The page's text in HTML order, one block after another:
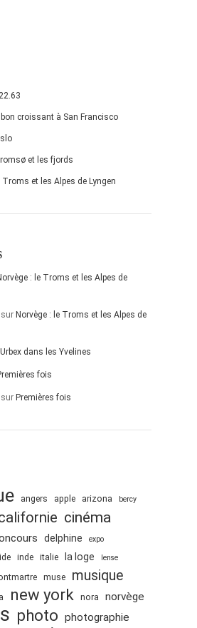
croissant à San Francisco
et les fjords
Troms et les Alpes de Lyngen
: le Troms et les Alpes de
sur Norvège : le Troms et les Alpes de
Urbex dans les Yvelines
fois
sur Premières fois
angers apple arizona bercy
cinéma
delphine expo
inde italie la loge lense
muse musique
new york nora norvège
photo photographie